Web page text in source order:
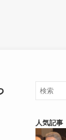
人気記事